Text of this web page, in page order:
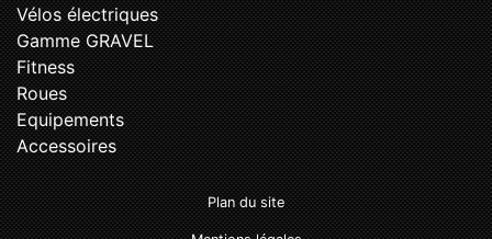
Vélos électriques
Gamme GRAVEL
Fitness
Roues
Equipements
Accessoires
Plan du site